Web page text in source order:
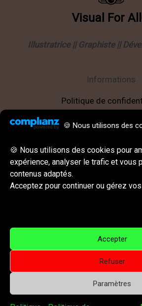
🍪 Nous utilisons des
🍪 Nous utilisons des cookies pour
expérience, analyser le trafic et vous
contenus adaptés.
Acceptez pour continuer ou gérez
Accepter
Refuser
Paramètres
Visual For
Illustratrice || Graphiste ||
Informations
Politique de
Réseaux sociaux
Behance InstagramLinkedIn E-mail
Copyright © 2026 Visual For All –
et peinture contemporaine |
Arts visuels, illustration et